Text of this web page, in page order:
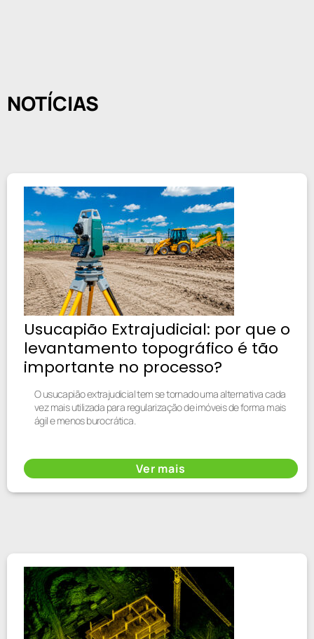
NOTÍCIAS
Usucapião Extrajudicial: por que o
levantamento topográfico é tão
importante no processo?
O usucapião extrajudicial tem se tornado uma alternativa cada
vez mais utilizada para regularização de imóveis de forma mais
ágil e menos burocrática.
Ver mais